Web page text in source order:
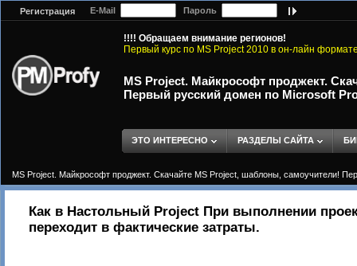
Регистрация E-Mail Пароль
!!!! Обращаем внимание регионов!
Первый курс по MS Project 2010 в он-лайн
MS Project. Майкрософт проджект.
Первый русский домен по Microsoft
ЭТО ИНТЕРЕСНО РАЗДЕЛЫ САЙТА
MS Project. Майкрософт проджект. Скачайте MS Project, шаблоны, самоучители!
Как в Настольный Project При выполнении
переходит в фактические затраты.